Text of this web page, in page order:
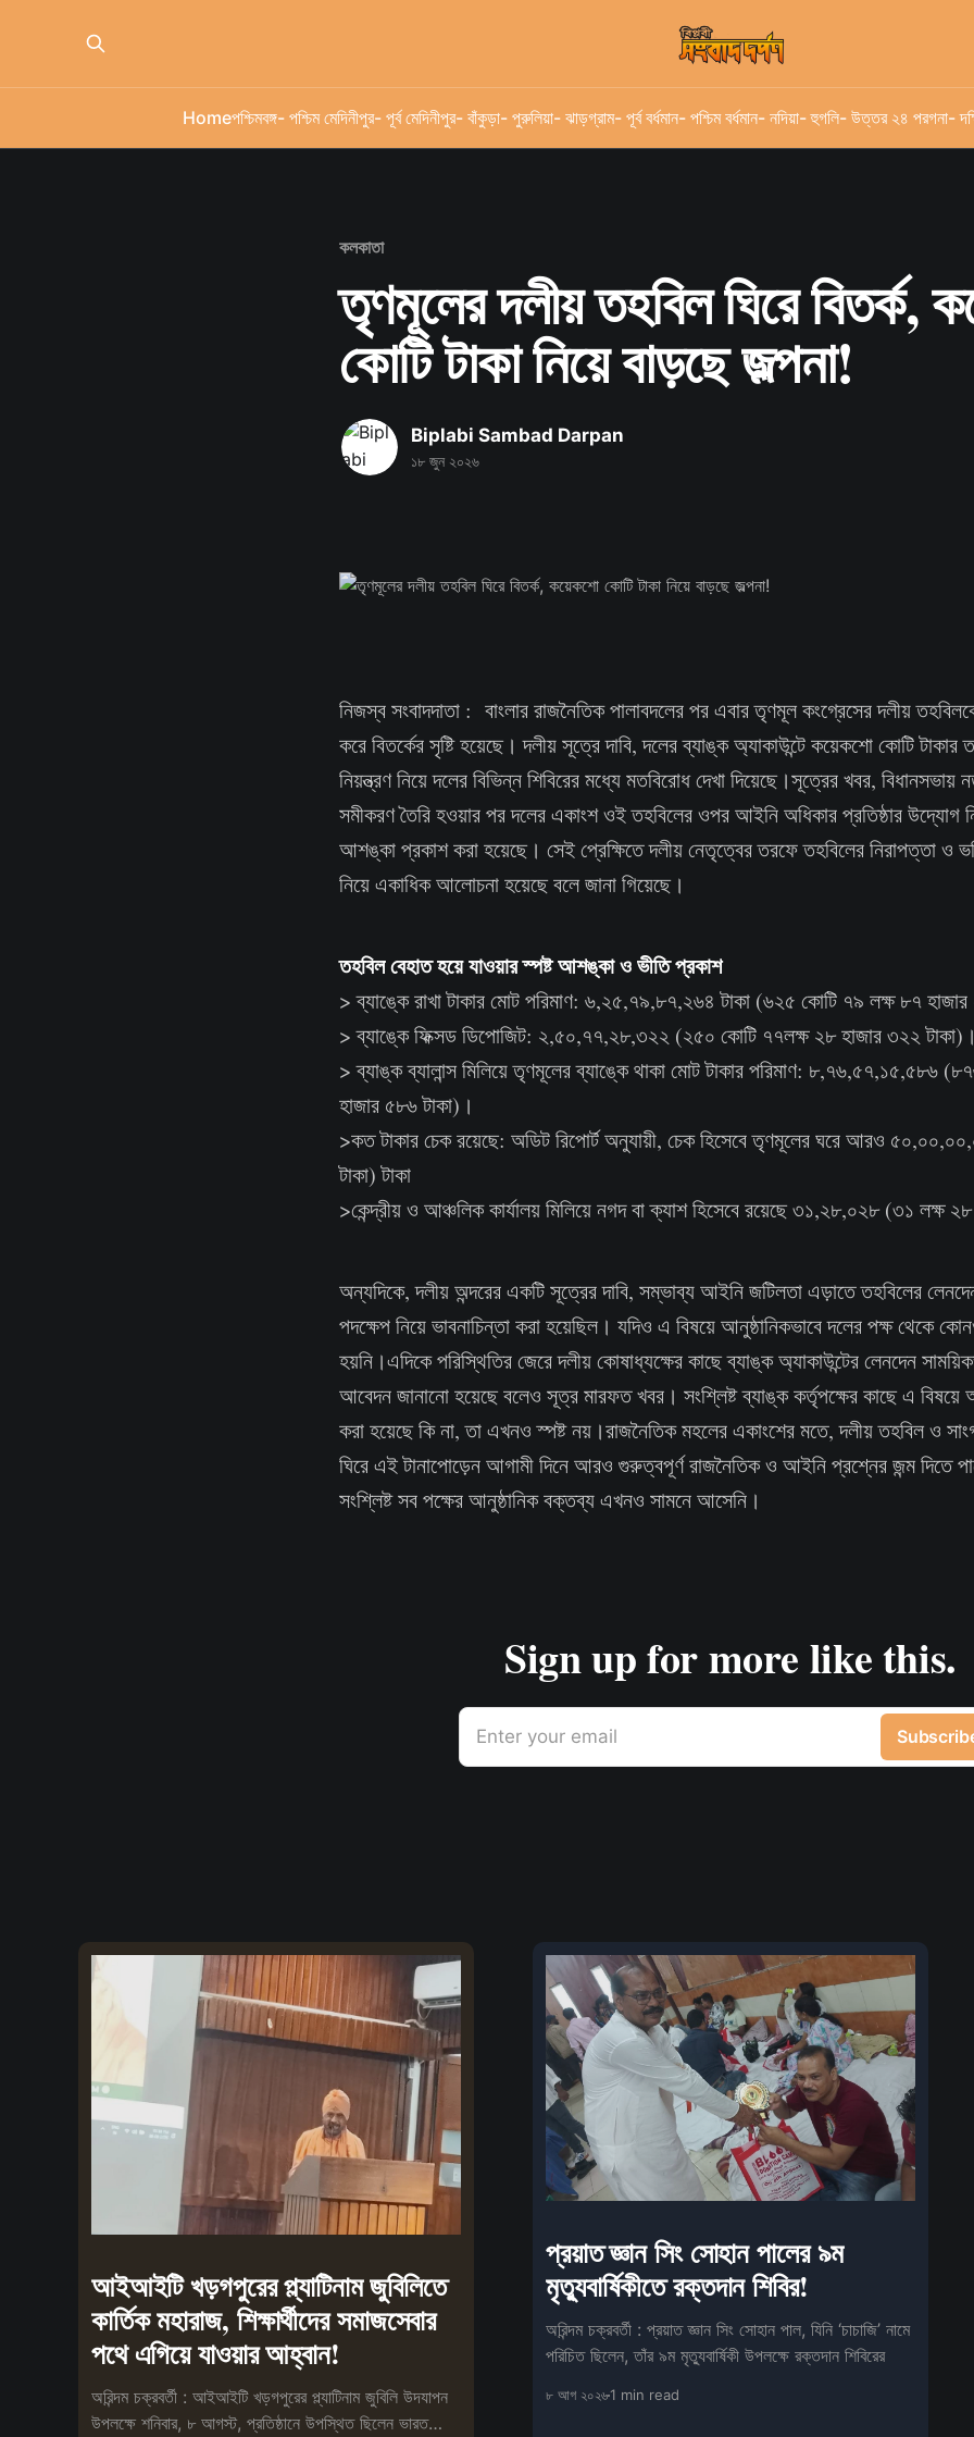
Homeপশ্চিমবঙ্গ- পশ্চিম মেদিনীপুর- পূর্ব মেদিনীপুর- বাঁকুড়া- পুরুলিয়া- ঝাড়গ্রাম- পূর্ব বর্ধমান- পশ্চিম বর্ধমান- নদিয়া- হুগলি- উত্তর ২৪ পরগনা-
কলকাতা
তৃণমূলের দলীয় তহবিল ঘিরে বিতর্ক,
কোটি টাকা নিয়ে বাড়ছে জল্পনা!
Biplabi Sambad Darpan
১৮ জুন ২০২৬
নিজস্ব সংবাদদাতা : বাংলার রাজনৈতিক পালাবদলের পর এবার তৃণমূল কংগ্রেসের দলীয়
করে বিতর্কের সৃষ্টি হয়েছে। দলীয় সূত্রে দাবি, দলের ব্যাঙ্ক অ্যাকাউন্টে কয়েকশো কোটি টাকার
নিয়ন্ত্রণ নিয়ে দলের বিভিন্ন শিবিরের মধ্যে মতবিরোধ দেখা দিয়েছে।সূত্রের খবর, বিধানসভায়
সমীকরণ তৈরি হওয়ার পর দলের একাংশ ওই তহবিলের ওপর আইনি অধিকার প্রতিষ্ঠার উদ্যোগ
আশঙ্কা প্রকাশ করা হয়েছে। সেই প্রেক্ষিতে দলীয় নেতৃত্বের তরফে তহবিলের নিরাপত্তা ও
নিয়ে একাধিক আলোচনা হয়েছে বলে জানা গিয়েছে।
তহবিল বেহাত হয়ে যাওয়ার স্পষ্ট আশঙ্কা ও ভীতি প্রকাশ
> ব্যাঙ্কে রাখা টাকার মোট পরিমাণ: ৬,২৫,৭৯,৮৭,২৬৪ টাকা (৬২৫ কোটি ৭৯ লক্ষ ৮৭
> ব্যাঙ্কে ফিক্সড ডিপোজিট: ২,৫০,৭৭,২৮,৩২২ (২৫০ কোটি ৭৭লক্ষ ২৮ হাজার ৩২২ টাকা)।
> ব্যাঙ্ক ব্যালান্স মিলিয়ে তৃণমূলের ব্যাঙ্কে থাকা মোট টাকার পরিমাণ: ৮,৭৬,৫৭,১৫,৫৮৬
হাজার ৫৮৬ টাকা)।
>কত টাকার চেক রয়েছে: অডিট রিপোর্ট অনুযায়ী, চেক হিসেবে তৃণমূলের ঘরে আরও
টাকা) টাকা
>কেন্দ্রীয় ও আঞ্চলিক কার্যালয় মিলিয়ে নগদ বা ক্যাশ হিসেবে রয়েছে ৩১,২৮,০২৮ (৩১ লক্ষ
অন্যদিকে, দলীয় অন্দরের একটি সূত্রের দাবি, সম্ভাব্য আইনি জটিলতা এড়াতে তহবিলের
পদক্ষেপ নিয়ে ভাবনাচিন্তা করা হয়েছিল। যদিও এ বিষয়ে আনুষ্ঠানিকভাবে দলের পক্ষ থেকে
হয়নি।এদিকে পরিস্থিতির জেরে দলীয় কোষাধ্যক্ষের কাছে ব্যাঙ্ক অ্যাকাউন্টের লেনদেন
আবেদন জানানো হয়েছে বলেও সূত্র মারফত খবর। সংশ্লিষ্ট ব্যাঙ্ক কর্তৃপক্ষের কাছে এ বিষয়ে
করা হয়েছে কি না, তা এখনও স্পষ্ট নয়।রাজনৈতিক মহলের একাংশের মতে, দলীয় তহবিল ও
ঘিরে এই টানাপোড়েন আগামী দিনে আরও গুরুত্বপূর্ণ রাজনৈতিক ও আইনি প্রশ্নের জন্ম দিতে
সংশ্লিষ্ট সব পক্ষের আনুষ্ঠানিক বক্তব্য এখনও সামনে আসেনি।
Sign up for more like this.
Enter your email
আইআইটি খড়গপুরের প্ল্যাটিনাম জুবিলিতে
কার্তিক মহারাজ, শিক্ষার্থীদের সমাজসেবার
পথে এগিয়ে যাওয়ার আহ্বান!
অরিন্দম চক্রবর্তী : আইআইটি খড়গপুরের প্ল্যাটিনাম জুবিলি উদযাপন
উপলক্ষে শনিবার, ৮ আগস্ট, প্রতিষ্ঠানে উপস্থিত ছিলেন ভারত
প্রয়াত জ্ঞান সিং সোহান পালের ৯ম
মৃত্যুবার্ষিকীতে রক্তদান শিবির!
অরিন্দম চক্রবর্তী : প্রয়াত জ্ঞান সিং সোহান পাল, যিনি ‘চাচাজি’ নামে
পরিচিত ছিলেন, তাঁর ৯ম মৃত্যুবার্ষিকী উপলক্ষে রক্তদান শিবিরের
৮ আগ ২০২৬1 min read